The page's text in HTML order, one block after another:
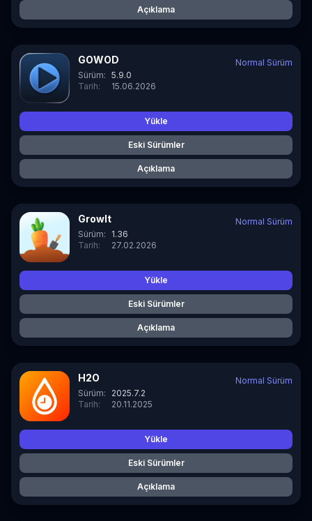
Açıklama
GOWOD
Sürüm: 5.9.0
Tarih:
15.06.2026
Normal Sürüm
Yükle
Eski Sürümler
Açıklama
GrowIt
Sürüm:
1.36
Tarih:
27.02.2026
Normal Sürüm
Yükle
Eski Sürümler
Açıklama
H2O
Sürüm:
2025.7.2
Tarih:
20.11.2025
Normal Sürüm
Yükle
Eski Sürümler
Açıklama